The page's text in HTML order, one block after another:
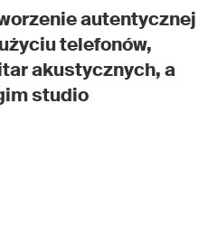
autentycznej
telefonów,
akustycznych, a
studio